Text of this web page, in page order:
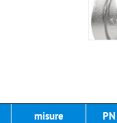
misure PN